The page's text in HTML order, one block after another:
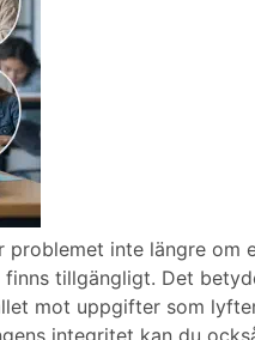
problemet inte längre om
tillgängligt. Det
mot uppgifter som
integritet kan du